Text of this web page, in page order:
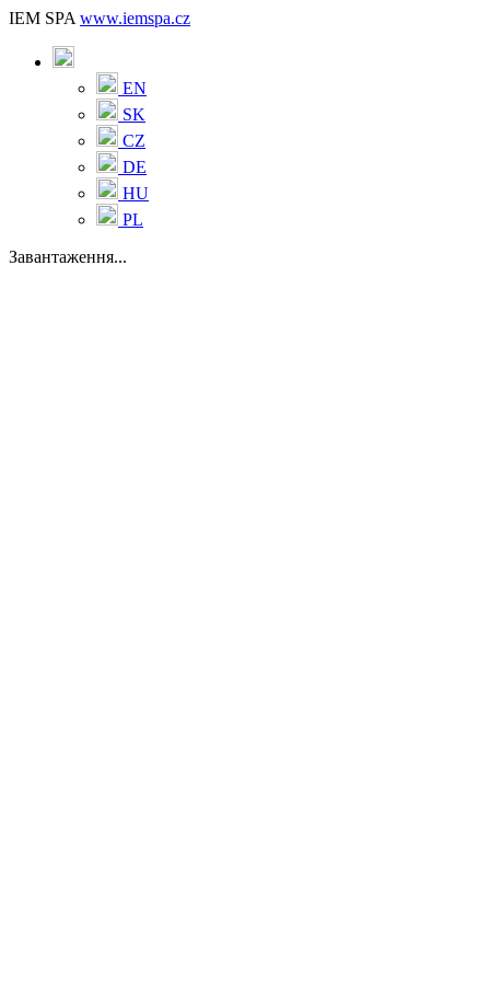
IEM SPA www.iemspa.cz
EN
SK
CZ
DE
HU
PL
Завантаження...